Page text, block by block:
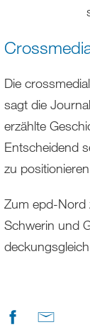
Die
sagt die
erzählte
Entscheidend
zu
Zum epd-Nord
Schwerin und